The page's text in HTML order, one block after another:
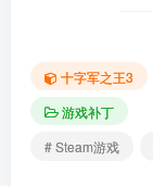
十字军之王3
游戏补丁
# Steam游戏